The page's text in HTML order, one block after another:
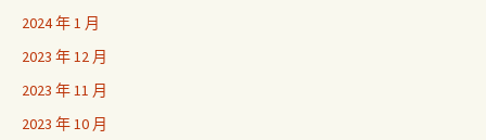
2024 年 1 月
2023 年 12 月
2023 年 11 月
2023 年 10 月